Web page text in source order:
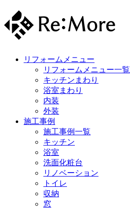
リフォームメニュー
リフォームメニュー一覧
キッチンまわり
浴室まわり
内装
外装
施工事例
施工事例一覧
キッチン
浴室
洗面化粧台
リノベーション
トイレ
収納
窓